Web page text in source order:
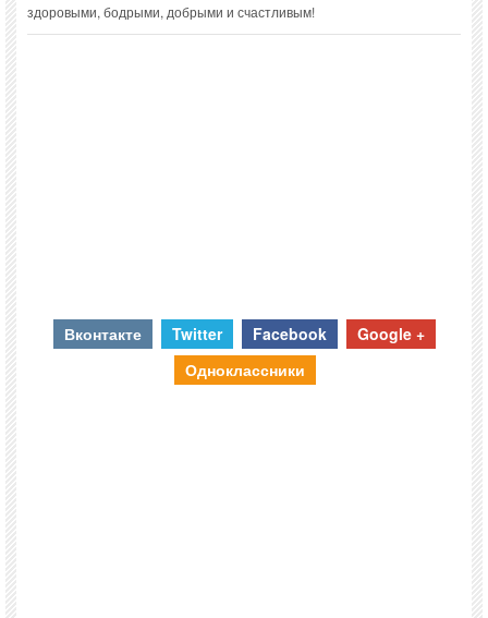
здоровыми, бодрыми, добрыми и счастливым!
Вконтакте Twitter Facebook
Google +
Одноклассники